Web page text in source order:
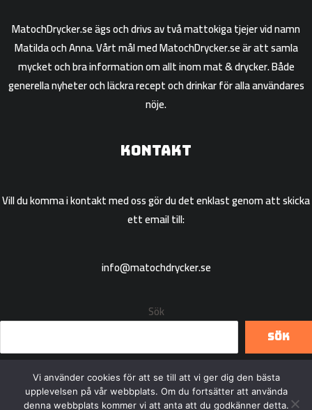
MatochDrycker.se ägs och drivs av två mattokiga tjejer vid namn
Matilda och Anna. Vårt mål med MatochDrycker.se är att samla
mycket och bra information om allt inom mat & drycker. Både
generella nyheter och läckra recept och drinkar för alla användares
nöje.
Kontakt
Vill du komma i kontakt med oss gör du det enklast genom att skicka
ett email till:
info@matochdrycker.se
Sök
Sök
Vi använder cookies för att se till att vi ger dig den bästa
upplevelsen på vår webbplats. Om du fortsätter att använda
denna webbplats kommer vi att anta att du godkänner detta.